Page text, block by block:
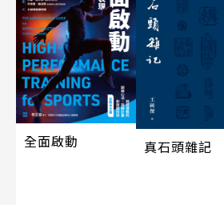
全面啟動 真石頭雜記